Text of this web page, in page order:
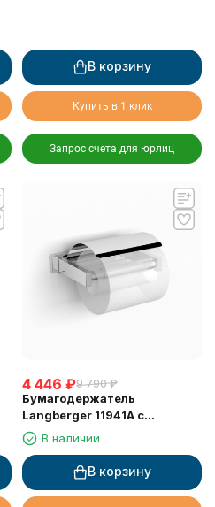
В корзину
Купить в 1 клик
Запрос счета для юрлиц
4 446 ₽9 790 ₽
Бумагодержатель
Langberger 11941A с
крышкой горизонтальный
В наличии
В корзину